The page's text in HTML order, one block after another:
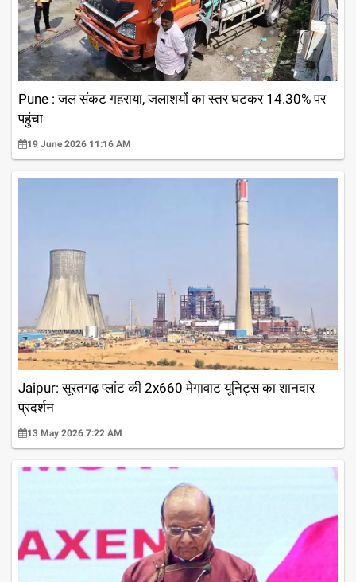
Pune : जल संकट गहराया, जलाशयों का स्तर घटकर 14.30% पर
पहुंचा
19 June 2026 11:16 AM
Jaipur: सूरतगढ़ प्लांट की 2x660 मेगावाट यूनिट्स का शानदार
प्रदर्शन
13 May 2026 7:22 AM